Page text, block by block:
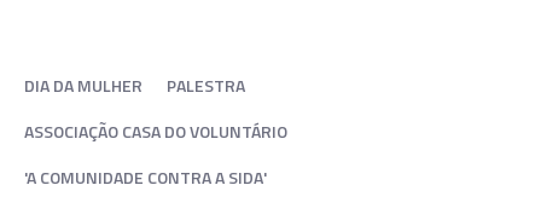
DIA DA MULHER
PALESTRA
ASSOCIAÇÃO CASA DO VOLUNTÁRIO
'A COMUNIDADE CONTRA A SIDA'